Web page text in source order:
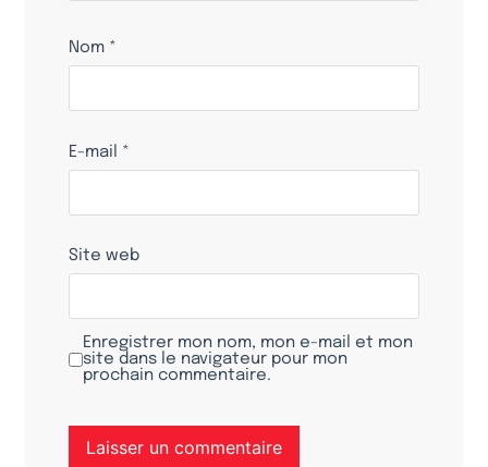
Nom *
E-mail *
Site web
Enregistrer mon nom, mon e-mail et mon
site dans le navigateur pour mon
prochain commentaire.